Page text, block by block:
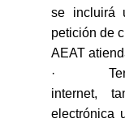
se incluirá
petición de
AEAT
·
internet,
electrónica